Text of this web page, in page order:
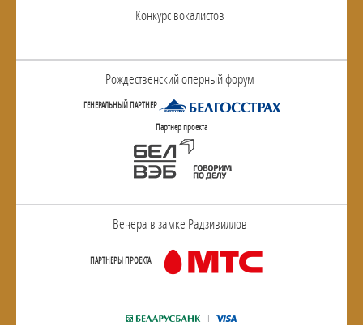
Конкурс вокалистов
Рождественский оперный форум
ГЕНЕРАЛЬНЫЙ ПАРТНЕР
Партнер проекта
Вечера в замке Радзивиллов
ПАРТНЕРЫ ПРОЕКТА